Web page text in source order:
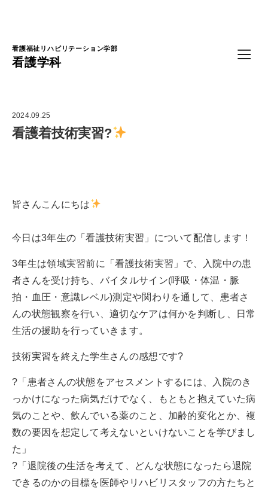
看護福祉リハビリテーション学部
看護学科
2024.09.25
看護着技術実習?
皆さんこんにちは
今日は3年生の「看護技術実習」について配信します！
3年生は領域実習前に「看護技術実習」で、入院中の患
者さんを受け持ち、バイタルサイン(呼吸・体温・脈
拍・血圧・意識レベル)測定や関わりを通して、患者さ
んの状態観察を行い、適切なケアは何かを判断し、日常
生活の援助を行っていきます。
技術実習を終えた学生さんの感想です?
?「患者さんの状態をアセスメントするには、入院のき
っかけになった病気だけでなく、もともと抱えていた病
気のことや、飲んでいる薬のこと、加齢的変化とか、複
数の要因を想定して考えないといけないことを学びまし
た」
?「退院後の生活を考えて、どんな状態になったら退院
できるのかの目標を医師やリハビリスタッフの方たちと